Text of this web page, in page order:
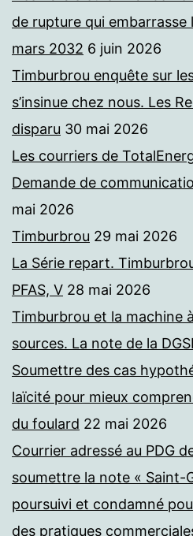
de rupture qui embarrasse
mars 2032 6 juin 2026
Timburbrou enquête sur
s’insinue chez nous. Les
disparu 30 mai 2026
Les courriers de
Demande de
mai 2026
Timburbrou 29 mai 2026
La Série repart.
PFAS, V 28 mai 2026
Timburbrou et la machine
sources. La note de la DGSI
Soumettre des cas
laïcité pour mieux
du foulard 22 mai 2026
Courrier adressé au PDG
soumettre la note « Saint-
poursuivi et condamné
des pratiques